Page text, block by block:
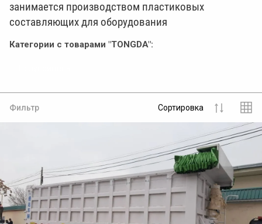
занимается производством пластиковых
составляющих для оборудования
Категории с товарами "TONGDA":
Фильтр Сортировка